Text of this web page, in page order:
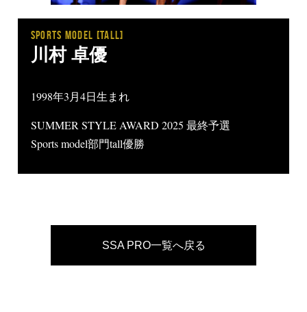
SPORTS MODEL [tall]
川村 卓優
1998年3月4日生まれ
SUMMER STYLE AWARD 2025 最終予選
Sports model部門tall優勝
SSA PRO一覧へ戻る